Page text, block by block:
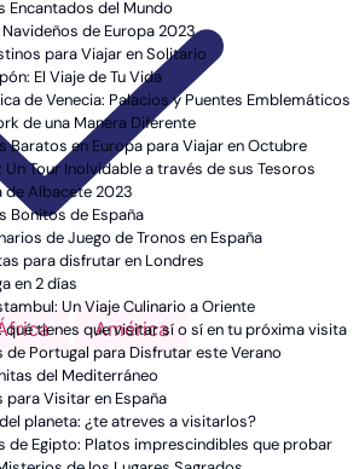
América
Encantados del Mundo
de Europa 2023
para Viajar en Solitario
El Viaje de Tu Vida
de Venecia: Palacios y Puentes Emblemáticos
de una Manera Diferente
Baratos en Europa para Viajar en Octubre
Tour Inolvidable a través de sus Tesoros
de Albacete 2023
Bonitos de España
de Juego de Tronos en España
para disfrutar en Londres
en 2 días
Un Viaje Culinario a Oriente
qué tienes que visitar sí o sí en tu próxima visita
de Portugal para Disfrutar este Verano
del Mediterráneo
para Visitar en España
planeta: ¿te atreves a visitarlos?
de Egipto: Platos imprescindibles que probar